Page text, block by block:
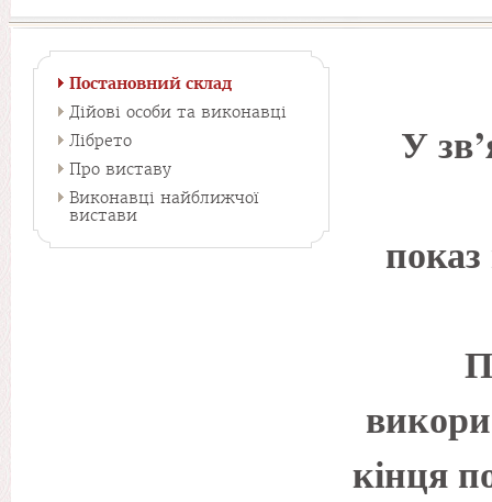
Постановний склад
Дійові особи та виконавці
Лібрето
Про виставу
Виконавці найближчої
вистави
У
кінця